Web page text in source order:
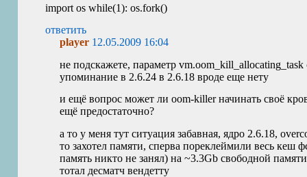
import os while(1): os.fork()
ответить
player 12.05.2009 16:04
не подскажете, параметр
упоминание в 2.6.24 в 2.6.18 вроде еще нету
и ещё вопрос может ли oom-killer начинать своё
ещё предостаточно?
а то у меня тут ситуация забавная, ядро 2.6.18,
то захотел памяти, сперва пореклеймили весь кеш
память никто не занял) на ~3.3Gb свободной
тотал десматч вендетту